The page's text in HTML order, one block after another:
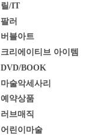
릴/IT
팔러
버블아트
크리에이티브 아이템
DVD/BOOK
마술악세사리
예약상품
러브매직
어린이마술